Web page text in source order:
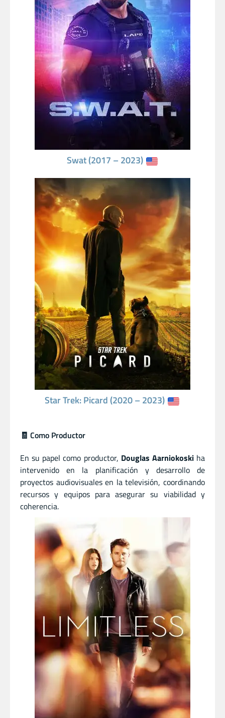
Swat (2017 – 2023)
Star Trek: Picard (2020 – 2023)
🧾 Como Productor
En su papel como productor, Douglas Aarniokoskiha
intervenido en la planificación y desarrollo de
proyectos audiovisuales en la televisión, coordinando
recursos y equipos para asegurar su viabilidad y
coherencia.